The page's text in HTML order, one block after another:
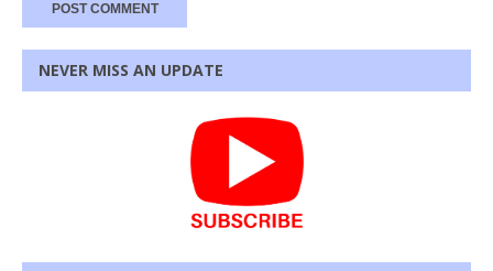
NEVER MISS AN UPDATE